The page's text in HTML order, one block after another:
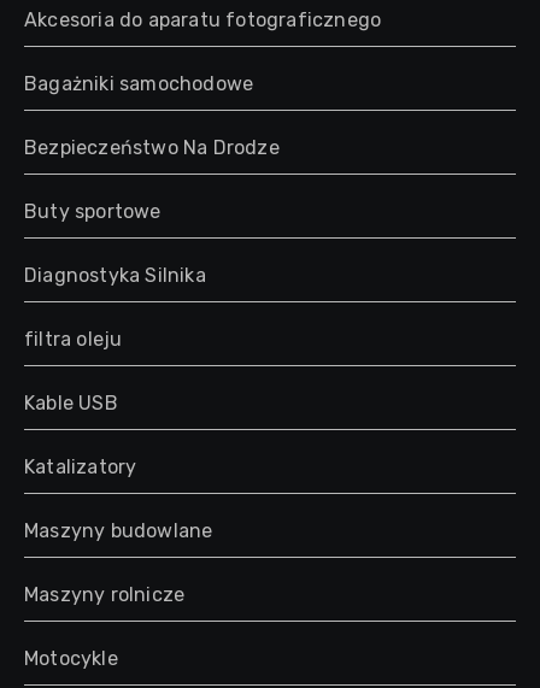
Akcesoria do aparatu fotograficznego
Bagażniki samochodowe
Bezpieczeństwo Na Drodze
Buty sportowe
Diagnostyka Silnika
filtra oleju
Kable USB
Katalizatory
Maszyny budowlane
Maszyny rolnicze
Motocykle